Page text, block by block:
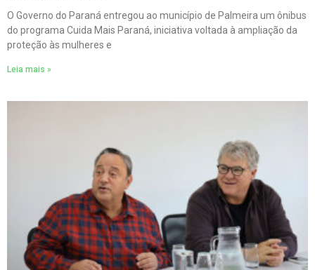
O Governo do Paraná entregou ao município de Palmeira um ônibus
do programa Cuida Mais Paraná, iniciativa voltada à ampliação da
proteção às mulheres e
Leia mais »